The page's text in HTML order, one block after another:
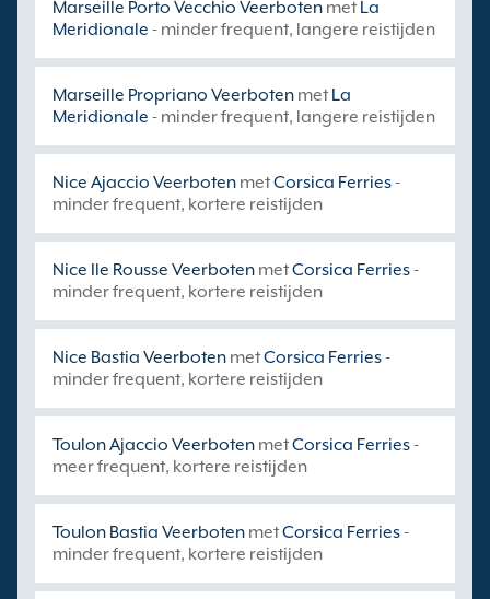
Marseille Porto Vecchio Veerboten metLa
Meridionale - minder frequent, langere reistijden
Marseille Propriano Veerboten metLa
Meridionale - minder frequent, langere reistijden
Nice Ajaccio Veerboten metCorsica Ferries-
minder frequent, kortere reistijden
Nice Ile Rousse Veerboten metCorsica Ferries-
minder frequent, kortere reistijden
Nice Bastia Veerboten metCorsica Ferries-
minder frequent, kortere reistijden
Toulon Ajaccio Veerboten metCorsica Ferries-
meer frequent, kortere reistijden
Toulon Bastia Veerboten metCorsica Ferries-
minder frequent, kortere reistijden